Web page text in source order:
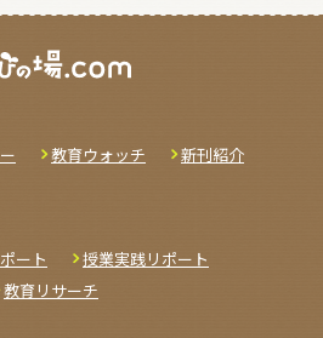
教育ウォッチ
新刊紹介
ート
授業実践リポート
教育リサーチ